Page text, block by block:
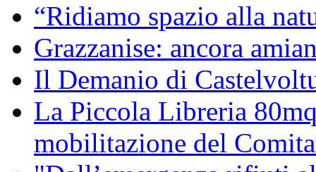
“Ridiamo spazio alla
Grazzanise: ancora
Il Demanio di
La Piccola Libreria
mobilitazione del